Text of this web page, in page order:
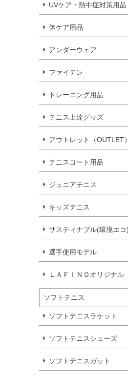
UVケア・熱中症対策用品
体ケア用品
アンダーウェア
ファイテン
トレーニング用品
テニス上達グッズ
アウトレット（OUTLET）
テニスコート用品
ジュニアテニス
キッズテニス
サスティナブル(環境エコ)
選手使用モデル
ＬＡＦＩＮＯオリジナル
ソフトテニス
ソフトテニスラケット
ソフトテニスシューズ
ソフトテニスガット